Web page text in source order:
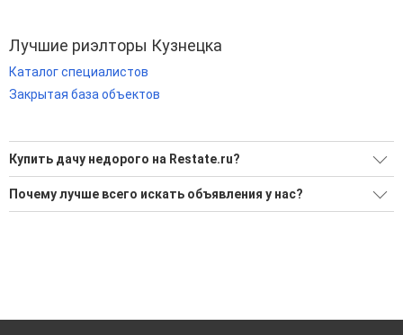
Лучшие риэлторы Кузнецка
Каталог специалистов
Закрытая база объектов
Купить дачу недорого на Restate.ru?
Ищите, как Купить дачу недорого?
2 актуальных и проверенных объявления
Почему лучше всего искать объявления у нас?